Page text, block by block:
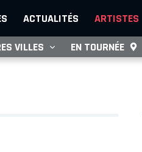
ACTUALITÉS ARTISTES
VILLES EN TOURNÉE